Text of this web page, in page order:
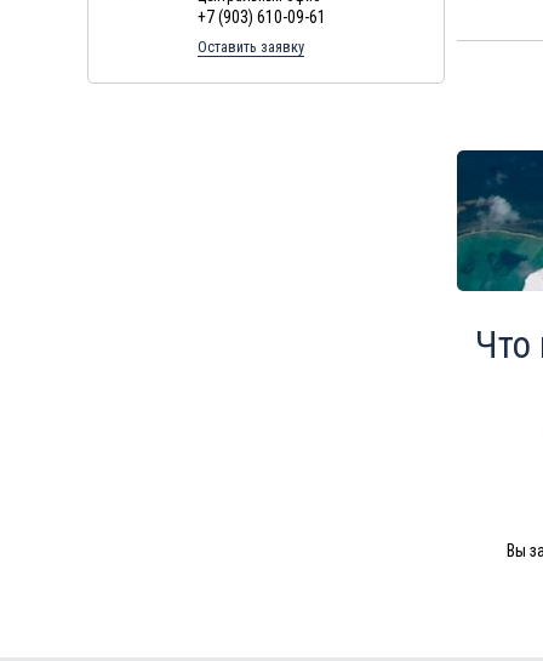
Вы
Туры в Финляндию в августе
+7 (903) 610-09-61
Оставить заявку